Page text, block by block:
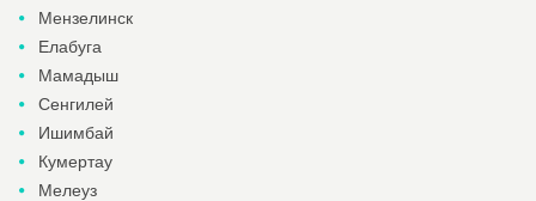
Мензелинск
Елабуга
Мамадыш
Сенгилей
Ишимбай
Кумертау
Мелеуз